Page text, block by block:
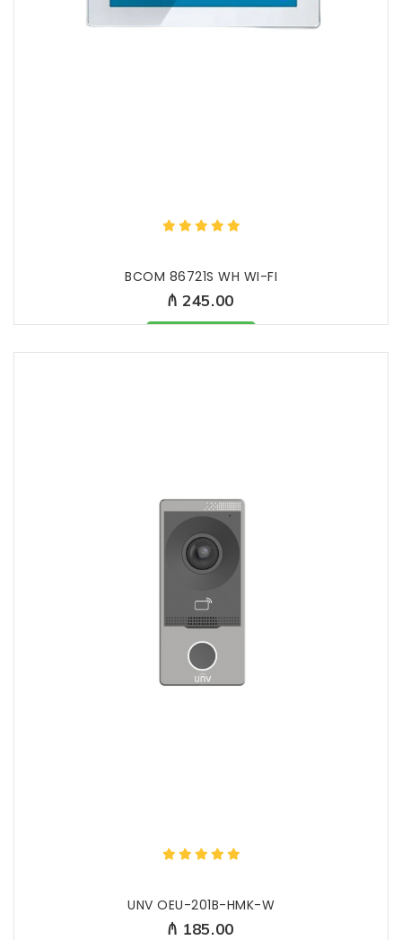
BCOM 86721S WH WI-FI
₼ 245.00
Məhsul mövcüddur
UNV OEU-201B-HMK-W
₼ 185.00